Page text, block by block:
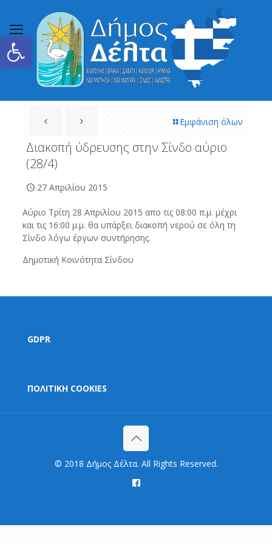
Ανοίξτε τη γραμμή εργαλείων
Εμφάνιση όλων
Διακοπή ύδρευσης στην Σίνδο αύριο
(28/4)
27 Απριλίου 2015
Αύριο Τρίτη 28 Απριλίου 2015 απο τις 08:00 π.μ. μέχρι
και τις 16:00 μ.μ. θα υπάρξει διακοπή νερού σε όλη τη
Σίνδο λόγω έργων συντήρησης.
Δημοτική Κοινότητα Σίνδου
GDPR
ΠΟΛΙΤΙΚΗ COOKIES
© 2018 Δήμος Δέλτα. All Rights Reserved.